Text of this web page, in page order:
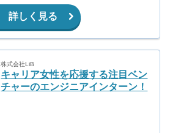
詳しく見る
株式会社LiB
キャリア女性を応援する注目ベン
チャーのエンジニアインターン！